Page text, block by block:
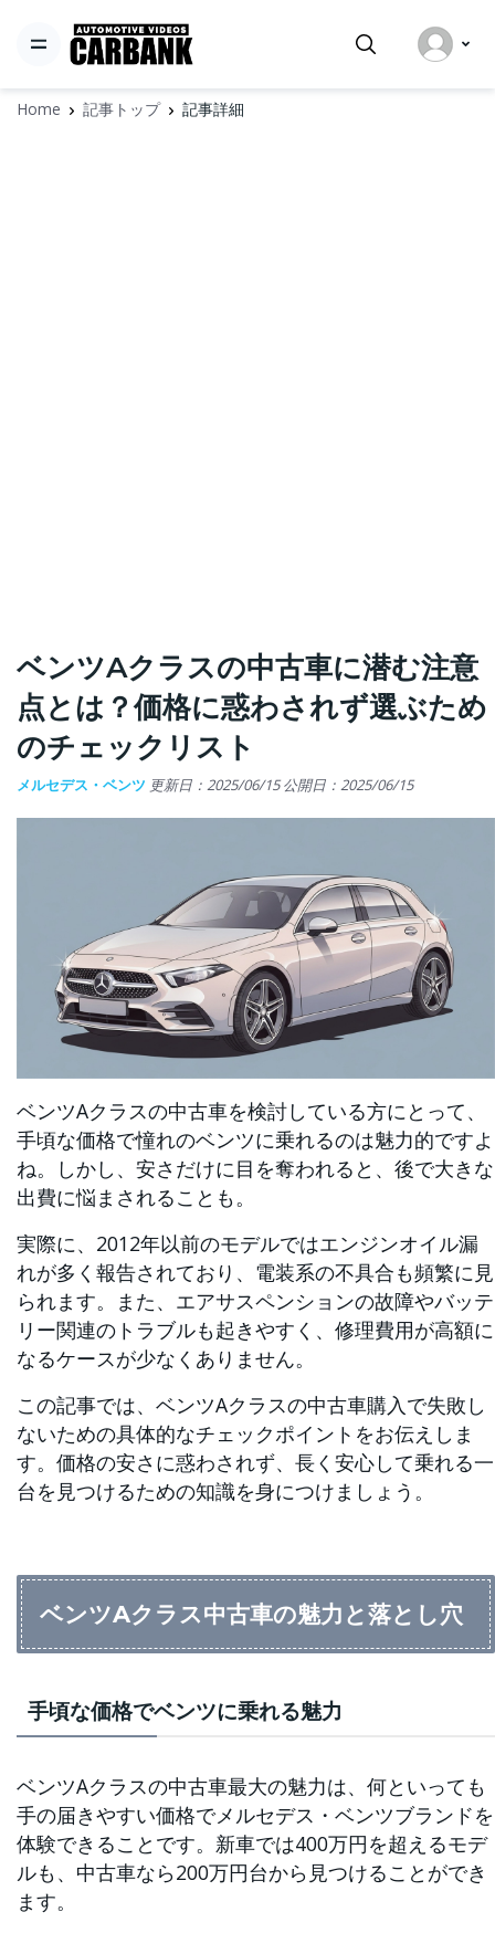
Home 記事トップ 記事詳細
ベンツAクラスの中古車に潜む注意
点とは？価格に惑わされず選ぶため
のチェックリスト
メルセデス・ベンツ 更新日：2025/06/15公開日：2025/06/15
ベンツAクラスの中古車を検討している方にとって、
手頃な価格で憧れのベンツに乗れるのは魅力的ですよ
ね。しかし、安さだけに目を奪われると、後で大きな
出費に悩まされることも。
実際に、2012年以前のモデルではエンジンオイル漏
れが多く報告されており、電装系の不具合も頻繁に見
られます。また、エアサスペンションの故障やバッテ
リー関連のトラブルも起きやすく、修理費用が高額に
なるケースが少なくありません。
この記事では、ベンツAクラスの中古車購入で失敗し
ないための具体的なチェックポイントをお伝えしま
す。価格の安さに惑わされず、長く安心して乗れる一
台を見つけるための知識を身につけましょう。
ベンツAクラス中古車の魅力と落とし穴
手頃な価格でベンツに乗れる魅力
ベンツAクラスの中古車最大の魅力は、何といっても
手の届きやすい価格でメルセデス・ベンツブランドを
体験できることです。新車では400万円を超えるモデ
ルも、中古車なら200万円台から見つけることができ
ます。